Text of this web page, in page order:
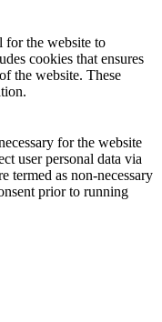
for the website to
cookies that ensures
the website. These
for the website
user personal data via
termed as non-necessary
prior to running